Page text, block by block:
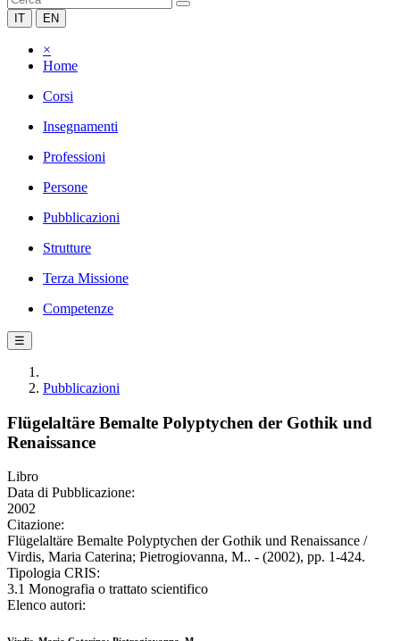
IT EN
×
Home
Corsi
Insegnamenti
Professioni
Persone
Pubblicazioni
Strutture
Terza Missione
Competenze
☰
Pubblicazioni
Flügelaltäre Bemalte Polyptychen der Gothik und
Renaissance
Libro
Data di Pubblicazione:
2002
Citazione:
Flügelaltäre Bemalte Polyptychen der Gothik und Renaissance /
Virdis, Maria Caterina; Pietrogiovanna, M.. - (2002), pp. 1-424.
Tipologia CRIS:
3.1 Monografia o trattato scientifico
Elenco autori: